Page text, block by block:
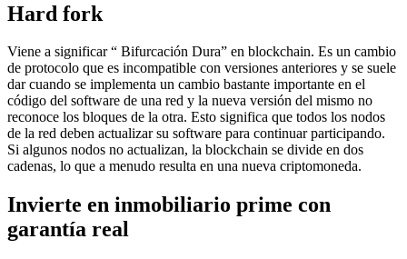
Hard fork
Viene a significar “ Bifurcación Dura” en blockchain. Es un cambio
de protocolo que es incompatible con versiones anteriores y se suele
dar cuando se implementa un cambio bastante importante en el
código del software de una red y la nueva versión del mismo no
reconoce los bloques de la otra. Esto significa que todos los nodos
de la red deben actualizar su software para continuar participando.
Si algunos nodos no actualizan, la blockchain se divide en dos
cadenas, lo que a menudo resulta en una nueva criptomoneda.
Invierte en inmobiliario prime con
garantía real